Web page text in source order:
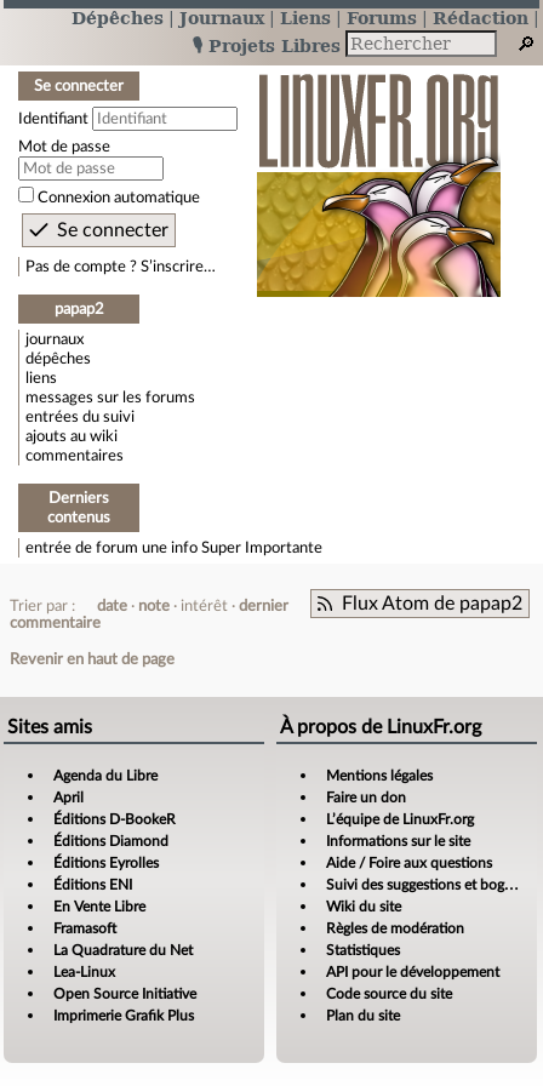
Dépêches Journaux Liens Forums
Rédaction
🎙️ Projets Libres
Se connecter
Identifiant
Mot de passe
Connexion automatique
Pas de compte ? S’inscrire…
papap2
journaux
dépêches
liens
messages sur les forums
entrées du suivi
ajouts au wiki
commentaires
Derniers
contenus
entrée de forum une info Super Importante
Flux Atom de papap2
Trier par : date note intérêt
dernier
commentaire
Revenir en haut de page
Sites amis
Agenda du Libre
April
Éditions D-BookeR
Éditions Diamond
Éditions Eyrolles
Éditions ENI
En Vente Libre
Framasoft
La Quadrature du Net
Lea-Linux
Open Source Initiative
Imprimerie Grafik Plus
À propos de LinuxFr.org
Mentions légales
Faire un don
L’équipe de LinuxFr.org
Informations sur le site
Aide / Foire aux questions
Suivi des suggestions et bogues
Wiki du site
Règles de modération
Statistiques
API pour le développement
Code source du site
Plan du site